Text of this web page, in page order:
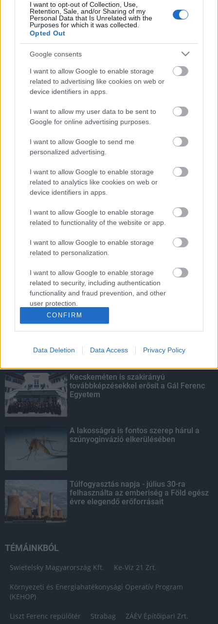
I want to opt-out of Collection, Use,
Retention, Sale, and/or Sharing of my
Personal Data that Is Unrelated with the
Purposes for which it was collected.
Opted Out
Google consents
I want to allow Google to enable storage
related to advertising like cookies on web or
device identifiers in apps.
I want to allow my user data to be sent to
Google for online advertising purposes.
I want to allow Google to send me
personalized advertising.
I want to allow Google to enable storage
related to analytics like cookies on web or
device identifiers in apps.
I want to allow Google to enable storage
related to functionality of the website or app.
I want to allow Google to enable storage
related to personalization.
I want to allow Google to enable storage
related to security, including authentication
functionality and fraud prevention, and other
user protection.
CONFIRM
Data Deletion Data Access Privacy Policy
Beindult az őszibarackszezon,
szeptemberig élvezhetjük
HIRDETÉS
HIRDETÉS
LEGOLVASOTTABB
A hőségben is védik a növényzetet
Pakson
Parfümöt és élelmiszert rejtett a
táskájába két lány Szekszárdon
Sorompót rongáltak Pakson
Kecskeméten is szakirányú
továbbképzésekkel erősít a Gál Ferenc
Egyetem
A lakosságra is fontos szerep hárul a
szúnyoginvázió elkerülésében
Túlfogyasztás napja - július 30-ra
felhasználta az emberiség a Föld egész
évre elegendő erőforrásait
TÉMÁINKBÓL
Swietelsky Magyarország Kft. Ke-Víz 21 Zrt.
Környezeti és Energiahatékonysági Operatív Program
(KEHOP)
Liszt Ferenc repülőtér Strabag ZÁÉV Építőipari Zrt.